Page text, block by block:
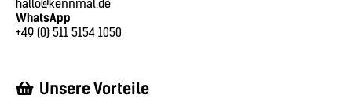
Unsere Vorteile
hallo@kennmal.de
WhatsApp
+49 (0) 511 5154 1050